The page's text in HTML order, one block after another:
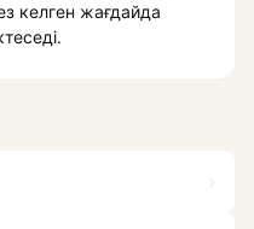
келген жағдайда
›